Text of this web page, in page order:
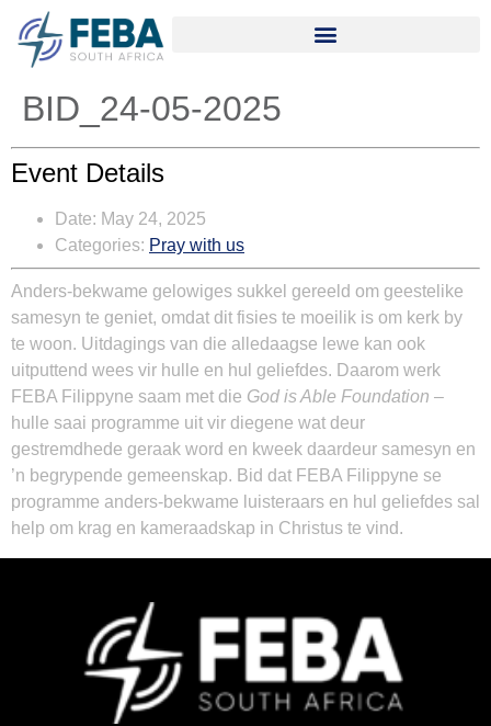
BID_24-05-2025
Event Details
Date: May 24, 2025
Categories: Pray with us
Anders-bekwame gelowiges sukkel gereeld om geestelike
samesyn te geniet, omdat dit fisies te moeilik is om kerk by
te woon. Uitdagings van die alledaagse lewe kan ook
uitputtend wees vir hulle en hul geliefdes. Daarom werk
FEBA Filippyne saam met die God is Able Foundation –
hulle saai programme uit vir diegene wat deur
gestremdhede geraak word en kweek daardeur samesyn en
’n begrypende gemeenskap. Bid dat FEBA Filippyne se
programme anders-bekwame luisteraars en hul geliefdes sal
help om krag en kameraadskap in Christus te vind.